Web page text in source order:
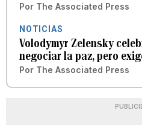
Por The Associated Press
NOTICIAS
Volodymyr Zelensky
negociar la paz, pero
Por The Associated Press